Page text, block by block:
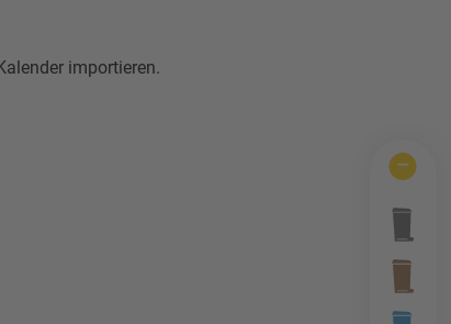
importieren.